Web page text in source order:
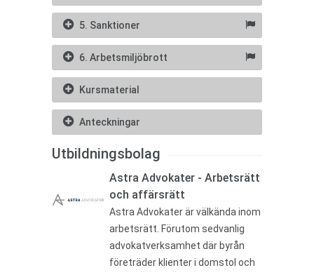
5. Sanktioner
6. Arbetsmiljöbrott
Kursmaterial
Anteckningar
Utbildningsbolag
Astra Advokater - Arbetsrätt
och affärsrätt
Astra Advokater är välkända inom
arbetsrätt. Förutom sedvanlig
advokatverksamhet där byrån
företräder klienter i domstol och